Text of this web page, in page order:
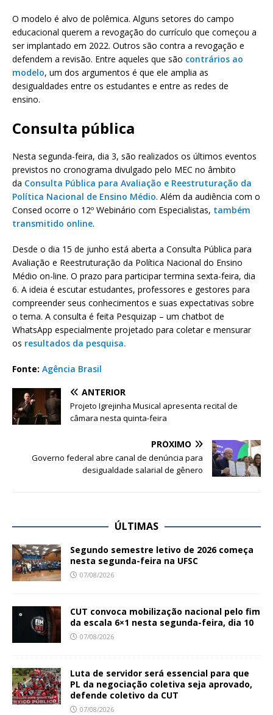
O modelo é alvo de polêmica. Alguns setores do campo
educacional querem a revogação do currículo que começou a
ser implantado em 2022. Outros são contra a revogação e
defendem a revisão. Entre aqueles que são contrários ao
modelo, um dos argumentos é que ele amplia as
desigualdades entre os estudantes e entre as redes de
ensino.
Consulta pública
Nesta segunda-feira, dia 3, são realizados os últimos eventos
previstos no cronograma divulgado pelo MEC no âmbito
da Consulta Pública para Avaliação e Reestruturação da
Política Nacional de Ensino Médio. Além da audiência com o
Consed ocorre o 12º Webinário com Especialistas, também
transmitido online.
Desde o dia 15 de junho está aberta a Consulta Pública para
Avaliação e Reestruturação da Política Nacional do Ensino
Médio on-line. O prazo para participar termina sexta-feira, dia
6. A ideia é escutar estudantes, professores e gestores para
compreender seus conhecimentos e suas expectativas sobre
o tema. A consulta é feita Pesquizap – um chatbot de
WhatsApp especialmente projetado para coletar e mensurar
os resultados da pesquisa.
Fonte: Agência Brasil
ANTERIOR
Projeto Igrejinha Musical apresenta recital de
câmara nesta quinta-feira
PRÓXIMO
Governo federal abre canal de denúncia para
desigualdade salarial de gênero
ÚLTIMAS
Segundo semestre letivo de 2026 começa
nesta segunda-feira na UFSC
07/08/2026
CUT convoca mobilização nacional pelo fim
da escala 6×1 nesta segunda-feira, dia 10
07/08/2026
Luta de servidor será essencial para que
PL da negociação coletiva seja aprovado,
defende coletivo da CUT
07/08/2026